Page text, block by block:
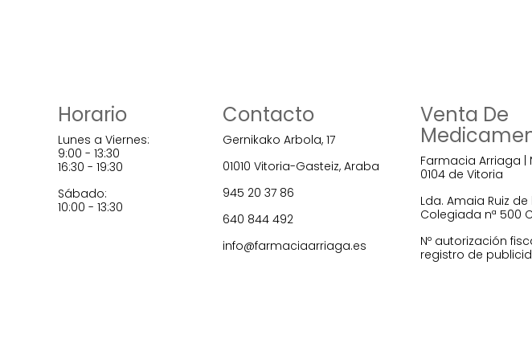
Horario
Lunes a Viernes:
9:00 - 13:30
16:30 - 19:30
Sábado:
10:00 - 13:30
Contacto
Gernikako Arbola, 17
01010 Vitoria-Gasteiz, Araba
945 20 37 86
640 844 492
info@farmaciaarriaga.es
Venta De
Farmacia Arriaga |
0104 de Vitoria
Lda. Amaia Ruiz de
Colegiada nª 500
Nº autorización
registro de